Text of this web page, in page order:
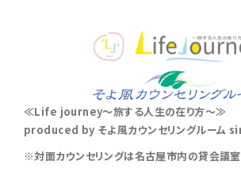
≪Life journey～旅する人生の在り方～≫
produced by そよ風カウンセリングルーム
※対面カウンセリングは名古屋市内の貸会議室